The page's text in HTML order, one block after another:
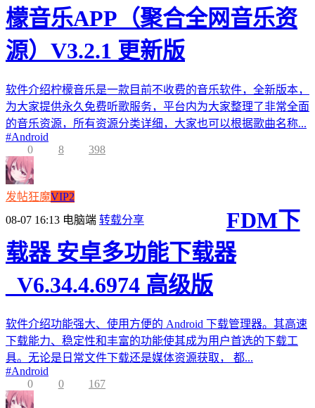
檬音乐APP（聚合全网音乐资
源）V3.2.1 更新版
软件介绍柠檬音乐是一款目前不收费的音乐软件，全新版本，
为大家提供永久免费听歌服务，平台内为大家整理了非常全面
的音乐资源，所有资源分类详细，大家也可以根据歌曲名称...
#Android
0
8 398
发帖狂魔VIP2
08-07 16:13 电脑端 转载分享
FDM下
载器 安卓多功能下载器
_V6.34.4.6974 高级版
软件介绍功能强大、使用方便的 Android 下载管理器。其高速
下载能力、稳定性和丰富的功能使其成为用户首选的下载工
具。无论是日常文件下载还是媒体资源获取， 都...
#Android
0
0 167